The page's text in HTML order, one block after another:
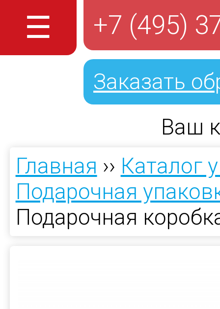
☰ +7 (495)
Заказать
Ваш
Главная ›› Каталог
Подарочная
Подарочная